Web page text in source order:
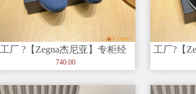
工厂 ?【Zegna杰尼亚】专柜经
典休闲鞋，以细节和创造力
740.00
工厂?【
典休闲